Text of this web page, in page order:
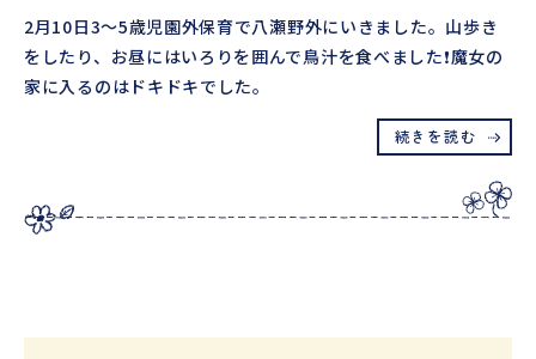
2月10日3～5歳児園外保育で八瀬野外にいきました。山歩き
をしたり、お昼にはいろりを囲んで鳥汁を食べました❗魔女の
家に入るのはドキドキでした。
続きを読む